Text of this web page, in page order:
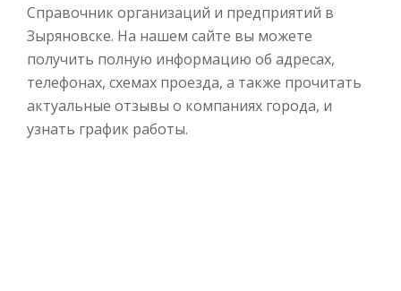
Справочник организаций и предприятий в
Зыряновске. На нашем сайте вы можете
получить полную информацию об адресах,
телефонах, схемах проезда, а также прочитать
актуальные отзывы о компаниях города, и
узнать график работы.